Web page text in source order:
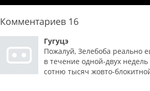
Комментариев 16
Гугуцэ
Пожалуй, Зелебоба реально
в течение одной-двух
сотню тысяч жовто-